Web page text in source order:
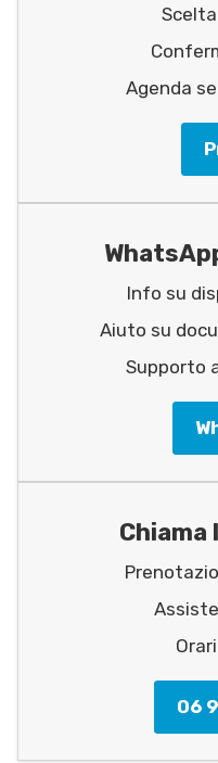
Agenda
Info su
Aiuto su
Supporto
Chiama
06